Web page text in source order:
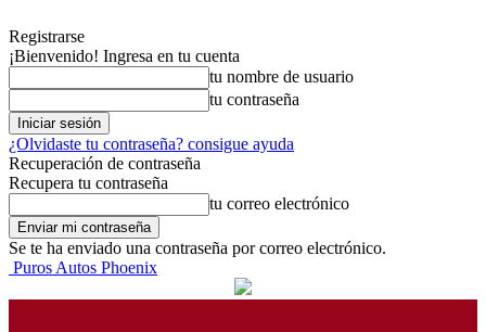
Registrarse
¡Bienvenido! Ingresa en tu cuenta
tu nombre de usuario
tu contraseña
¿Olvidaste tu contraseña? consigue ayuda
Recuperación de contraseña
Recupera tu contraseña
tu correo electrónico
Se te ha enviado una contraseña por correo electrónico.
Puros Autos Phoenix